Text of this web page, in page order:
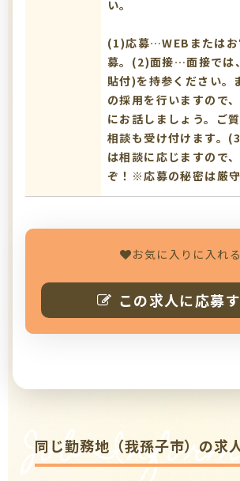
い。
(1)応募…WEBまたはお
募。(2)面接…面接では
貼付)を持参ください。
の採用を行いますので
にお話しましょう。ご
相談も受け付けます。
は相談に応じますので
ぞ！※応募の秘密は厳守
お気に入りに入れる
この求人に応募
Job
同じ勤務地（我孫子市）の求